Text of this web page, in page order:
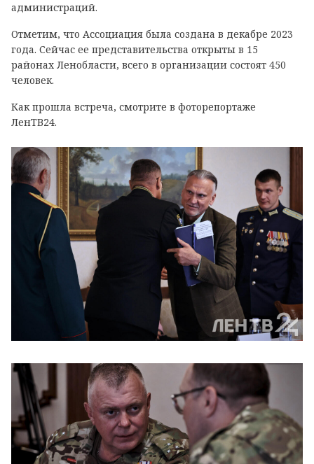
администраций.
Отметим, что Ассоциация была создана в декабре 2023
года. Сейчас ее представительства открыты в 15
районах Ленобласти, всего в организации состоят 450
человек.
Как прошла встреча, смотрите в фоторепортаже
ЛенТВ24.